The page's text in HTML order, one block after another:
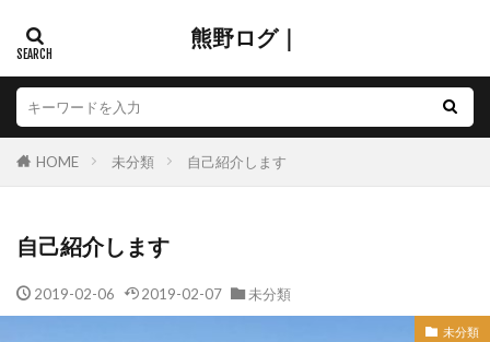
熊野ログ｜
HOME 未分類 自己紹介します
自己紹介します
2019-02-06 2019-02-07 未分類
未分類